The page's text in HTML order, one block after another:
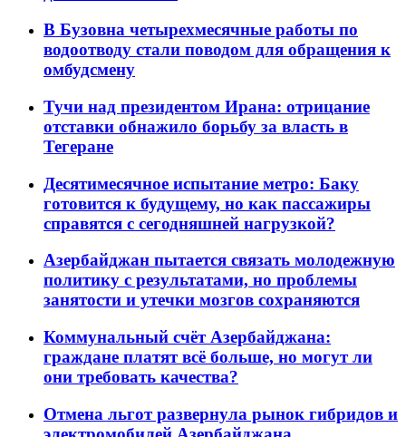
В Бузовна четырехмесячные работы по
водоотводу стали поводом для обращения к
омбудсмену
Тучи над президентом Ирана: отрицание
отставки обнажило борьбу за власть в
Тегеране
Десятимесячное испытание метро: Баку
готовится к будущему, но как пассажиры
справятся с сегодняшней нагрузкой?
Азербайджан пытается связать молодежную
политику с результатами, но проблемы
занятости и утечки мозгов сохраняются
Коммунальный счёт Азербайджана:
граждане платят всё больше, но могут ли
они требовать качества?
Отмена льгот развернула рынок гибридов и